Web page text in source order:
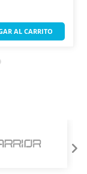
AL CARRITO